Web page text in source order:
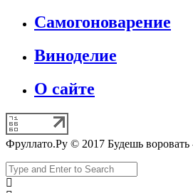
Самогоноварение
Виноделие
О сайте
Фруллато.Ру © 2017 Будешь воровать